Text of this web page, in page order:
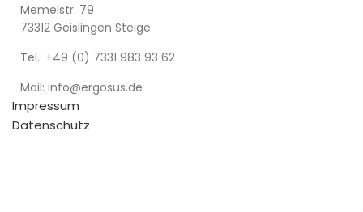
Memelstr. 79
73312 Geislingen Steige
Tel.: +49 (0) 7331 983 93 62
Mail: info@ergosus.de
Impressum
Datenschutz